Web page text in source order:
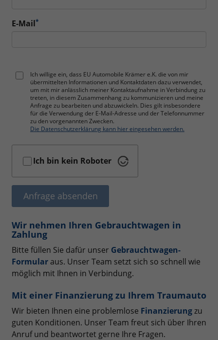
E-Mail*
Ich willige ein, dass EU Automobile Krämer e.K. die von mir
übermittelten Informationen und Kontaktdaten dazu verwendet,
um mit mir anlässlich meiner Kontaktaufnahme in Verbindung zu
treten, in diesem Zusammenhang zu kommunizieren und meine
Anfrage zu bearbeiten und abzuwickeln. Dies gilt insbesondere
für die Verwendung der E-Mail-Adresse und der Telefonnummer
zu den vorgenannten Zwecken.
Die Datenschutzerklärung kann hier eingesehen werden.
Ich bin kein Roboter
Anfrage absenden
Wir nehmen Ihren Gebrauchtwagen in
Zahlung
Bitte füllen Sie dafür unser Gebrauchtwagen-
Formular aus. Unser Team setzt sich so schnell wie
möglich mit Ihnen in Verbindung.
Mit einer Finanzierung zu Ihrem Traumauto
Wir bieten Ihnen eine problemlose Finanzierungzu
guten Konditionen. Unser Team freut sich über Ihren
Anruf und beantwortet gerne Ihre Fragen.